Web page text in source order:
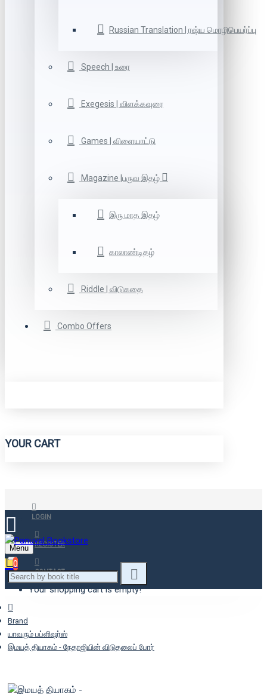
Russian Translation | ரஷ்ய மொழிபெயர்ப்பு
Speech | உரை
Exegesis | விளக்கவுரை
Games | விளையாட்டு
Magazine |பருவ இதழ்
இரு மாத இதழ்
காலாண்டிதழ்
Riddle | விடுகதை
Combo Offers
YOUR CART
LOGIN
REGISTER
CONTACT
Menu
0
Your shopping cart is empty!
Brand
யாவரும் பப்ளிஷர்ஸ்
இமயத் தியாகம் - நேதாஜியின் விடுதலைப் போர்